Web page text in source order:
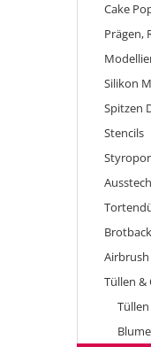
Cake
Prägen,
Silikon
Spitzen
Stencils
Airbrush
Tüllen &